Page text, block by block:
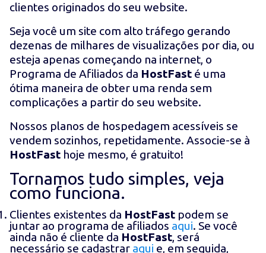
clientes originados do seu website.
Seja você um site com alto tráfego gerando
dezenas de milhares de visualizações por dia, ou
esteja apenas começando na internet, o
Programa de Afiliados da HostFast é uma
ótima maneira de obter uma renda sem
complicações a partir do seu website.
Nossos planos de hospedagem acessíveis se
vendem sozinhos, repetidamente. Associe-se à
HostFast hoje mesmo, é gratuito!
Tornamos tudo simples, veja
como funciona.
Clientes existentes da HostFast podem se
juntar ao programa de afiliados aqui. Se você
ainda não é cliente da HostFast, será
necessário se cadastrar aqui e, em seguida,